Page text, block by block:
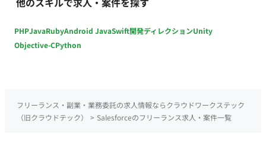
PHPJavaRubyAndroid JavaSwift開発ディレクションUnity
Objective-CPython
フリーランス・副業・業務委託の求人情報ならクラウドワークステック
（旧クラウドテック）
> Salesforceのフリーランス求人・案件一覧